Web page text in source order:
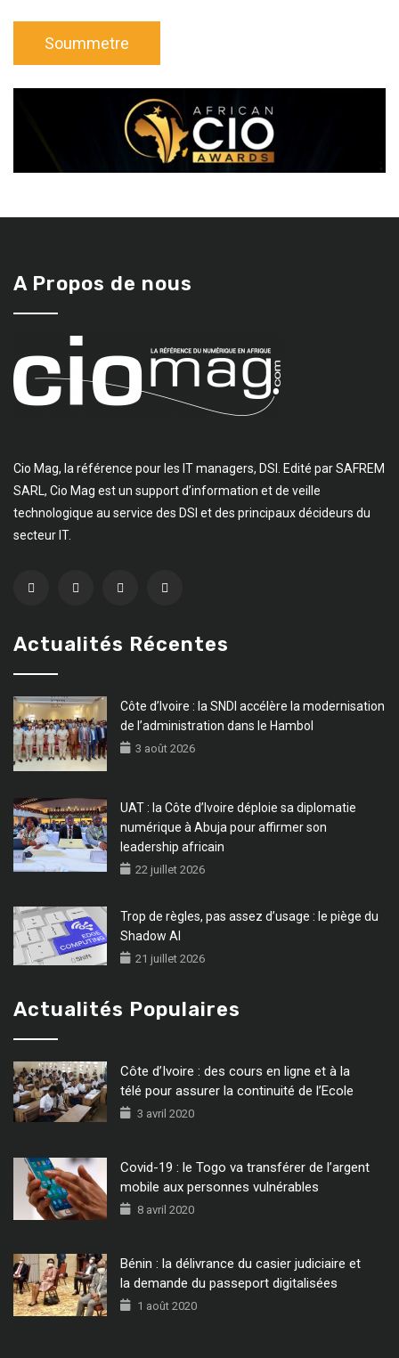
A Propos de nous
Cio Mag, la référence pour les IT managers, DSI. Edité par SAFREM
SARL, Cio Mag est un support d’information et de veille
technologique au service des DSI et des principaux décideurs du
secteur IT.
Actualités Récentes
Côte d’Ivoire : la SNDI accélère la modernisation
de l’administration dans le Hambol
3 août 2026
UAT : la Côte d’Ivoire déploie sa diplomatie
numérique à Abuja pour affirmer son
leadership africain
22 juillet 2026
Trop de règles, pas assez d’usage : le piège du
Shadow AI
21 juillet 2026
Actualités Populaires
Côte d’Ivoire : des cours en ligne et à la
télé pour assurer la continuité de l’Ecole
3 avril 2020
Covid-19 : le Togo va transférer de l’argent
mobile aux personnes vulnérables
8 avril 2020
Bénin : la délivrance du casier judiciaire et
la demande du passeport digitalisées
1 août 2020